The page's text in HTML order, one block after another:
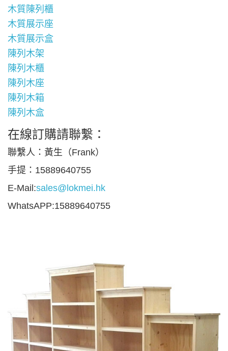
木質陳列櫃
木質展示座
木質展示盒
陳列木架
陳列木櫃
陳列木座
陳列木箱
陳列木盒
在線訂購請聯繫：
聯繫人：黃生（Frank）
手提：15889640755
E-Mail:sales@lokmei.hk
WhatsAPP:15889640755